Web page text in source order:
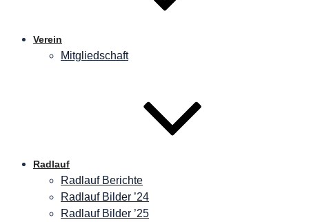
Verein
Mitgliedschaft
Radlauf
Radlauf Berichte
Radlauf Bilder ’24
Radlauf Bilder ’25